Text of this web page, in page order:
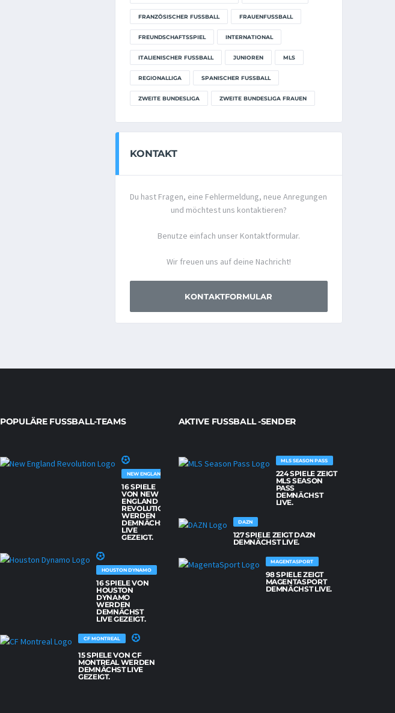
FRANZÖSISCHER FUSSBALL FRAUENFUSSBALL
FREUNDSCHAFTSSPIEL INTERNATIONAL
ITALIENISCHER FUSSBALL JUNIOREN MLS
REGIONALLIGA SPANISCHER FUSSBALL
ZWEITE BUNDESLIGA ZWEITE BUNDESLIGA FRAUEN
KONTAKT
Du hast Fragen, eine Fehlermeldung, neue Anregungen
und möchtest uns kontaktieren?
Benutze einfach unser Kontaktformular.
Wir freuen uns auf deine Nachricht!
KONTAKTFORMULAR
POPULÄRE FUSSBALL-TEAMS
NEW ENGLAND REVOLUTION
16 SPIELE
VON NEW
ENGLAND
REVOLUTION
WERDEN
DEMNÄCHST
LIVE
GEZEIGT.
HOUSTON DYNAMO
16 SPIELE VON
HOUSTON
DYNAMO
WERDEN
DEMNÄCHST
LIVE GEZEIGT.
CF MONTREAL
15 SPIELE VON CF
MONTREAL WERDEN
DEMNÄCHST LIVE
GEZEIGT.
AKTIVE FUSSBALL -SENDER
MLS SEASON PASS
224 SPIELE ZEIGT
MLS SEASON
PASS
DEMNÄCHST
LIVE.
DAZN
127 SPIELE ZEIGT DAZN
DEMNÄCHST LIVE.
MAGENTASPORT
98 SPIELE ZEIGT
MAGENTASPORT
DEMNÄCHST LIVE.